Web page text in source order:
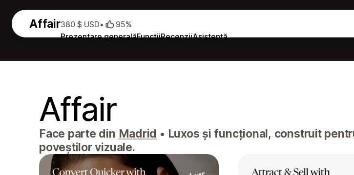
Affair
Prezentare generalăFuncțiiRecenziiAsistență
380 $ USD• 95%
Affair
Face parte din Madrid • Luxos și funcțional, construit
poveștilor vizuale.